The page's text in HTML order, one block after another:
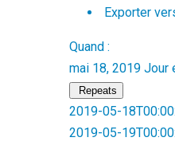
Exporter
Quand :
mai 18, 2019 Jour
Repeats
2019-05-
2019-05-